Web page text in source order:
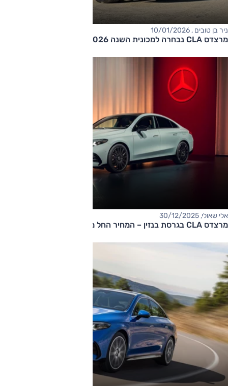
ניר בן טובים , 10/01/2026
מרצדס CLA נבחרה למכונית השנה 2026
אלי שאולי, 30/12/2025
מרצדס CLA בגרסת בנזין – המחיר החל מ-320,000 שקלים